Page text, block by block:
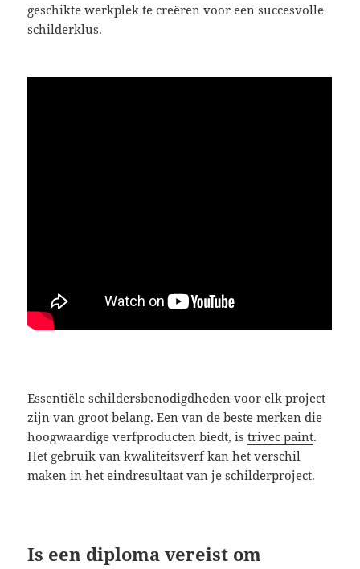
geschikte werkplek te creëren voor een succesvolle
schilderklus.
Essentiële schildersbenodigdheden voor elk project
zijn van groot belang. Een van de beste merken die
hoogwaardige verfproducten biedt, istrivec paint.
Het gebruik van kwaliteitsverf kan het verschil
maken in het eindresultaat van je schilderproject.
Is een diploma vereist om